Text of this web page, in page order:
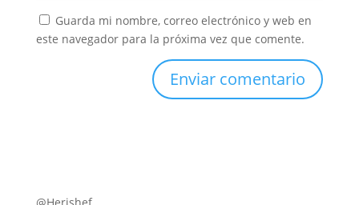
Guarda mi nombre, correo electrónico y web en
este navegador para la próxima vez que comente.